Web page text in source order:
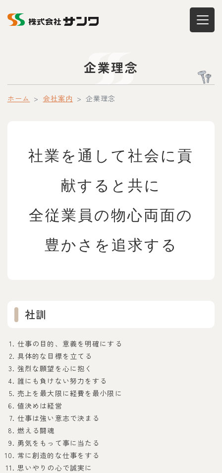
企業理念
ホーム 会社案内 企業理念
社業を通して社会に貢
献すると共に
全従業員の物心両面の
豊かさを追求する
社訓
仕事の目的、意義を明確にする
具体的な目標を立てる
強烈な願望を心に抱く
誰にも負けない努力をする
売上を最大限に経費を最小限に
値決めは経営
仕事は強い意志で決まる
燃える闘魂
勇気をもって事に当たる
常に創造的な仕事をする
思いやりの心で誠実に